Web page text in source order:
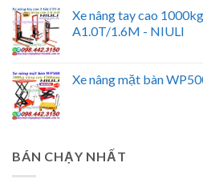
Xe nâng tay cao
A1.0T/1.6M - NIULI
Xe nâng mặt bàn
BÁN CHẠY NHẤT